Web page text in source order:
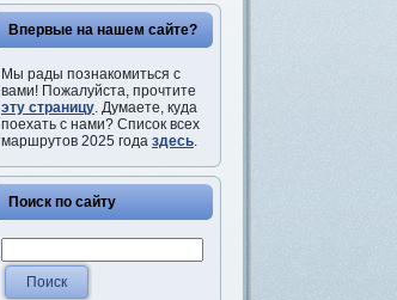
Впервые на нашем сайте?
Мы рады познакомиться с
вами! Пожалуйста, прочтите
эту страницу. Думаете, куда
поехать с нами? Список всех
маршрутов 2025 года здесь.
Поиск по сайту